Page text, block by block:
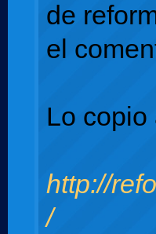
de
el
Lo copio
http://
/